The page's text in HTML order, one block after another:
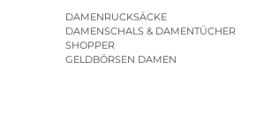
DAMENRUCKSÄCKE
DAMENSCHALS & DAMENTÜCHER
SHOPPER
GELDBÖRSEN DAMEN